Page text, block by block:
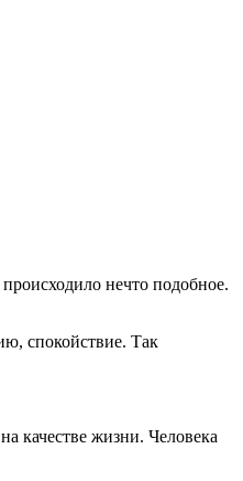
нечто подобное.
спокойствие. Так
качестве жизни. Человека